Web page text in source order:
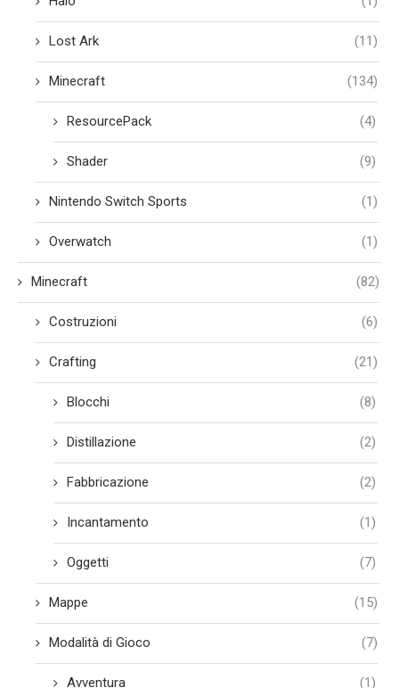
Lost Ark (11)
Minecraft (134)
ResourcePack (4)
Shader (9)
Nintendo Switch Sports (1)
Overwatch (1)
Minecraft (82)
Costruzioni (6)
Crafting (21)
Blocchi (8)
Distillazione (2)
Fabbricazione (2)
Incantamento (1)
Oggetti (7)
Mappe (15)
Modalità di Gioco (7)
Avventura (1)